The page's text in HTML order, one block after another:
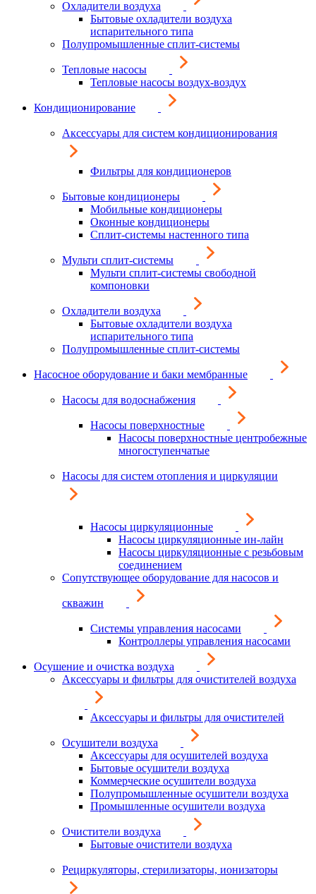
Охладители воздуха
Бытовые охладители воздуха
испарительного типа
Полупромышленные сплит-системы
Тепловые насосы
Тепловые насосы воздух-воздух
Кондиционирование
Аксессуары для систем кондиционирования
Фильтры для кондиционеров
Бытовые кондиционеры
Мобильные кондиционеры
Оконные кондиционеры
Сплит-системы настенного типа
Мульти сплит-системы
Мульти сплит-системы свободной
компоновки
Охладители воздуха
Бытовые охладители воздуха
испарительного типа
Полупромышленные сплит-системы
Насосное оборудование и баки мембранные
Насосы для водоснабжения
Насосы поверхностные
Насосы поверхностные центробежные
многоступенчатые
Насосы для систем отопления и циркуляции
Насосы циркуляционные
Насосы циркуляционные ин-лайн
Насосы циркуляционные с резьбовым
соединением
Сопутствующее оборудование для насосов и
скважин
Системы управления насосами
Контроллеры управления насосами
Осушение и очистка воздуха
Аксессуары и фильтры для очистителей воздуха
Аксессуары и фильтры для очистителей
Осушители воздуха
Аксессуары для осушителей воздуха
Бытовые осушители воздуха
Коммерческие осушители воздуха
Полупромышленные осушители воздуха
Промышленные осушители воздуха
Очистители воздуха
Бытовые очистители воздуха
Рециркуляторы, стерилизаторы, ионизаторы